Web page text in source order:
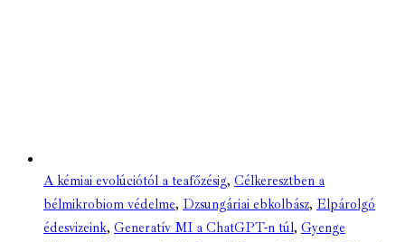
A kémiai evolúciótól a teafőzésig, Célkeresztben a
bélmikrobiom védelme, Dzsungáriai ebkolbász, Elpárolgó
édesvizeink, Generatív MI a ChatGPT-n túl, Gyenge